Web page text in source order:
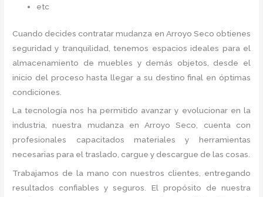
etc
Cuando decides contratar mudanza en Arroyo Seco obtienes
seguridad y tranquilidad, tenemos espacios ideales para el
almacenamiento de muebles y demás objetos, desde el
inicio del proceso hasta llegar a su destino final en óptimas
condiciones.
La tecnología nos ha permitido avanzar y evolucionar en la
industria, nuestra mudanza en Arroyo Seco, cuenta con
profesionales capacitados materiales y herramientas
necesarias para el traslado, cargue y descargue de las cosas.
Trabajamos de la mano con nuestros clientes, entregando
resultados confiables y seguros. El propósito de nuestra